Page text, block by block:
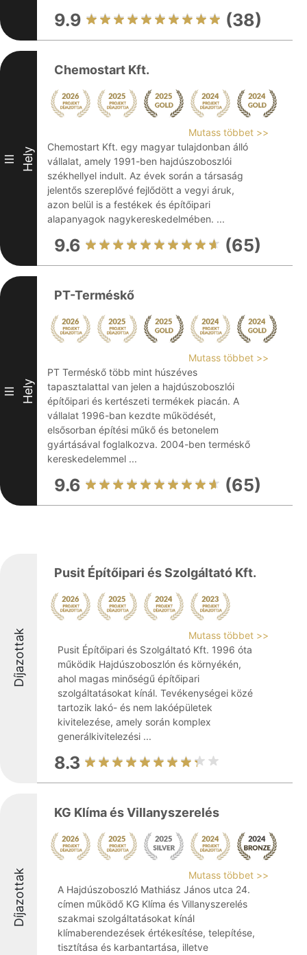
9.9 (38)
III Hely
Chemostart Kft.
Mutass többet >>
Chemostart Kft. egy magyar tulajdonban álló
vállalat, amely 1991-ben hajdúszoboszlói
székhellyel indult. Az évek során a társaság
jelentős szereplővé fejlődött a vegyi áruk,
azon belül is a festékek és építőipari
alapanyagok nagykereskedelmében. ...
9.6 (65)
III Hely
PT-Terméskő
Mutass többet >>
PT Terméskő több mint húszéves
tapasztalattal van jelen a hajdúszoboszlói
építőipari és kertészeti termékek piacán. A
vállalat 1996-ban kezdte működését,
elsősorban építési műkő és betonelem
gyártásával foglalkozva. 2004-ben terméskő
kereskedelemmel ...
9.6 (65)
Díjazottak
Pusit Építőipari és Szolgáltató Kft.
Mutass többet >>
Pusit Építőipari és Szolgáltató Kft. 1996 óta
működik Hajdúszoboszlón és környékén,
ahol magas minőségű építőipari
szolgáltatásokat kínál. Tevékenységei közé
tartozik lakó- és nem lakóépületek
kivitelezése, amely során komplex
generálkivitelezési ...
8.3
Díjazottak
KG Klíma és Villanyszerelés
Mutass többet >>
A Hajdúszoboszló Mathiász János utca 24.
címen működő KG Klíma és Villanyszerelés
szakmai szolgáltatásokat kínál
klímaberendezések értékesítése, telepítése,
tisztítása és karbantartása, illetve